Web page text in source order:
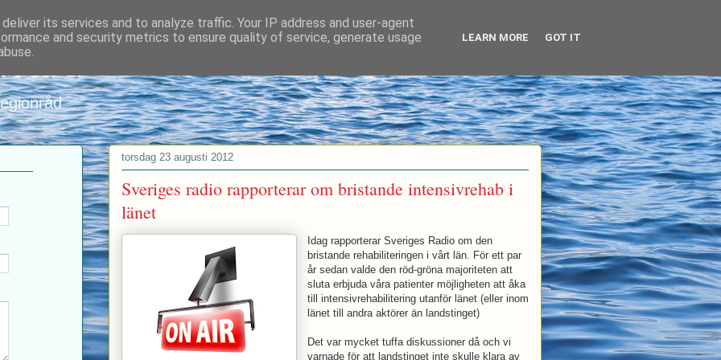
torsdag 23 augusti 2012
Sveriges radio rapporterar om bristande intensivrehab i
länet
Idag rapporterar Sveriges Radio om den
bristande rehabiliteringen i vårt län. För ett par
år sedan valde den röd-gröna majoriteten att
sluta erbjuda våra patienter möjligheten att åka
till intensivrehabilitering utanför länet (eller inom
länet till andra aktörer än landstinget)
Det var mycket tuffa diskussioner då och vi
varnade för att landstinget inte skulle klara av
its services and to analyze traffic. Your IP address and user-agent
and security metrics to ensure quality of service, generate usage
LEARN MORE GOT IT